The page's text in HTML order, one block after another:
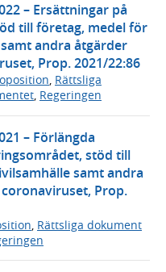
– Ersättningar på
till företag, medel för
andra åtgärder
Prop. 2021/22:86
, Rättsliga
, Regeringen
– Förlängda
stöd till
samt andra
Prop.
, Rättsliga dokument